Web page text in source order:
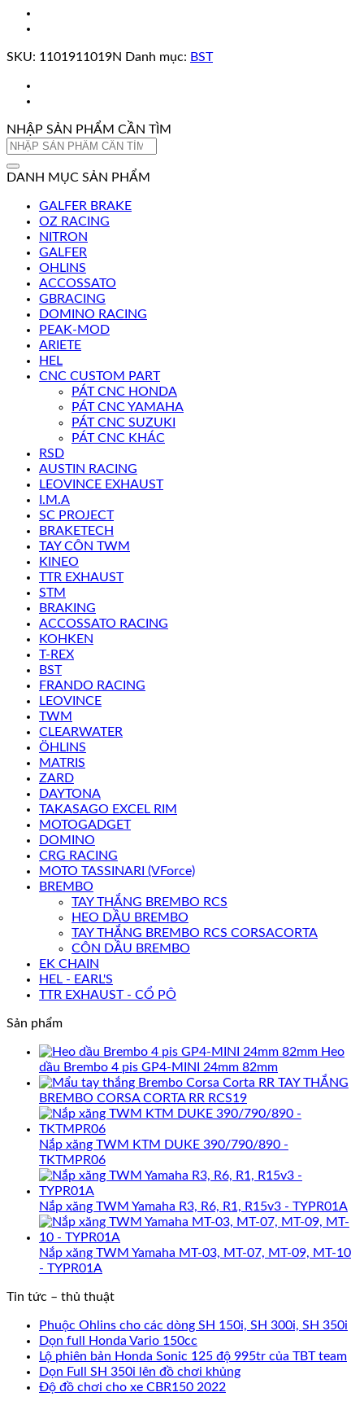
SKU: 1101911019N Danh mục: BST
NHẬP SẢN PHẨM CẦN TÌM
Tìm
DANH MỤC SẢN PHẨM
GALFER BRAKE
OZ RACING
NITRON
GALFER
OHLINS
ACCOSSATO
GBRACING
DOMINO RACING
PEAK-MOD
ARIETE
HEL
CNC CUSTOM PART
PÁT CNC HONDA
PÁT CNC YAMAHA
PÁT CNC SUZUKI
PÁT CNC KHÁC
RSD
AUSTIN RACING
LEOVINCE EXHAUST
I.M.A
SC PROJECT
BRAKETECH
TAY CÔN TWM
KINEO
TTR EXHAUST
STM
BRAKING
ACCOSSATO RACING
KOHKEN
T-REX
BST
FRANDO RACING
LEOVINCE
TWM
CLEARWATER
ÖHLINS
MATRIS
ZARD
DAYTONA
TAKASAGO EXCEL RIM
MOTOGADGET
DOMINO
CRG RACING
MOTO TASSINARI (VForce)
BREMBO
TAY THẮNG BREMBO RCS
HEO DẦU BREMBO
TAY THẮNG BREMBO RCS CORSACORTA
CÔN DẦU BREMBO
EK CHAIN
HEL - EARL'S
TTR EXHAUST - CỔ PÔ
Sản phẩm
Heo
dầu Brembo 4 pis GP4-MINI 24mm 82mm
TAY THẮNG
BREMBO CORSA CORTA RR RCS19
Nắp xăng TWM KTM DUKE 390/790/890 -
TKTMPR06
Nắp xăng TWM Yamaha R3, R6, R1, R15v3 - TYPR01A
Nắp xăng TWM Yamaha MT-03, MT-07, MT-09, MT-10
- TYPR01A
Tin tức – thủ thuật
Phuộc Ohlins cho các dòng SH 150i, SH 300i, SH 350i
Dọn full Honda Vario 150cc
Lộ phiên bản Honda Sonic 125 độ 995tr của TBT team
Dọn Full SH 350i lên đồ chơi khủng
Độ đồ chơi cho xe CBR150 2022